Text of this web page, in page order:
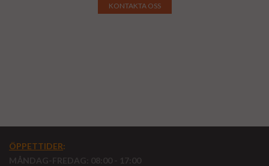
KONTAKTA OSS
ÖPPETTIDER:
MÅNDAG-FREDAG: 08:00 - 17:00